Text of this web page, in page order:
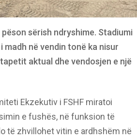
pëson sërish ndryshime. Stadiumi
madh në vendin tonë ka nisur
aktual dhe vendosjen e një
Ekzekutiv i FSHF miratoi
e fushës, në funksion të
të zhvillohet vitin e ardhshëm në